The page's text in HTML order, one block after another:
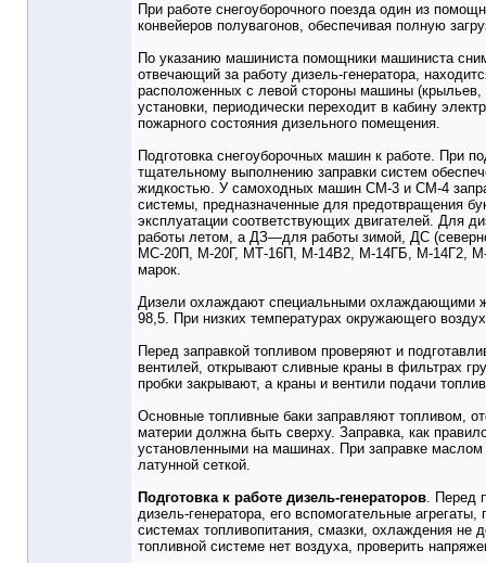
При работе снегоуборочного поезда один из
конвейеров полувагонов, обеспечивая полную
По указанию машиниста помощники машиниста
отвечающий за работу дизель-генератора,
расположенных с левой стороны машины (крыльев,
установки, периодически переходит в кабину
пожарного состояния дизельного помещения.
Подготовка снегоуборочных машин к работе. При
тщательному выполнению заправки систем
жидкостью. У самоходных машин СМ-3 и СМ-4
системы, предназначенные для предотвращения
эксплуатации соответствующих двигателей.
работы летом, а ДЗ—для работы зимой, ДС
МС-20П, М-20Г, МТ-16П, М-14В2, М-14ГБ, М-14Г2, М-
марок.
Дизели охлаждают специальными охлаждающими
98,5. При низких температурах окружающего
Перед заправкой топливом проверяют и
вентилей, открывают сливные краны в фильтрах
пробки закрывают, а краны и вентили подачи
Основные топливные баки заправляют топливом,
материи должна быть сверху. Заправка, как
установленными на машинах. При заправке
латунной сеткой.
Подготовка к работе дизель-генераторов. Перед
дизель-генератора, его вспомогательные
системах топливопитания, смазки, охлаждения не
топливной системе нет воздуха, проверить